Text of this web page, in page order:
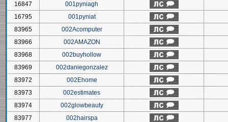
16847
001pyniagh
16795
001pyniat
83965
002Acomputer
83966
002AMAZON
83968
002buyhollow
83969
002daniegonzalez
83972
002Ehome
83973
002estimates
83974
002glowbeauty
83977
002hairspa